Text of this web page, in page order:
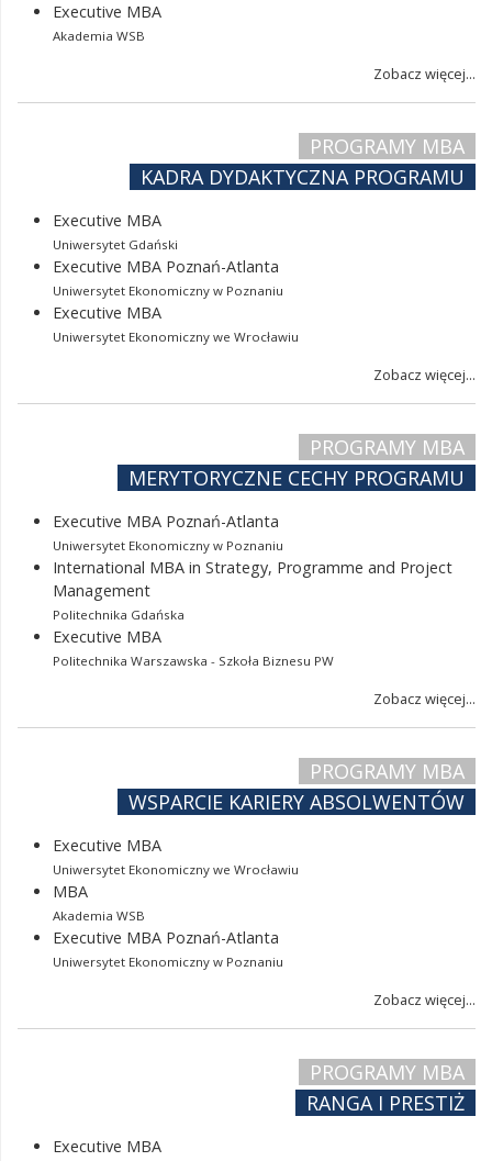
Executive MBA
Akademia WSB
Zobacz więcej...
PROGRAMY MBA
KADRA DYDAKTYCZNA PROGRAMU
Executive MBA
Uniwersytet Gdański
Executive MBA Poznań-Atlanta
Uniwersytet Ekonomiczny w Poznaniu
Executive MBA
Uniwersytet Ekonomiczny we Wrocławiu
Zobacz więcej...
PROGRAMY MBA
MERYTORYCZNE CECHY PROGRAMU
Executive MBA Poznań-Atlanta
Uniwersytet Ekonomiczny w Poznaniu
International MBA in Strategy, Programme and Project
Management
Politechnika Gdańska
Executive MBA
Politechnika Warszawska - Szkoła Biznesu PW
Zobacz więcej...
PROGRAMY MBA
WSPARCIE KARIERY ABSOLWENTÓW
Executive MBA
Uniwersytet Ekonomiczny we Wrocławiu
MBA
Akademia WSB
Executive MBA Poznań-Atlanta
Uniwersytet Ekonomiczny w Poznaniu
Zobacz więcej...
PROGRAMY MBA
RANGA I PRESTIŻ
Executive MBA